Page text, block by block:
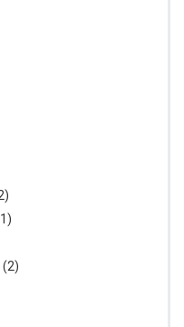
(2)